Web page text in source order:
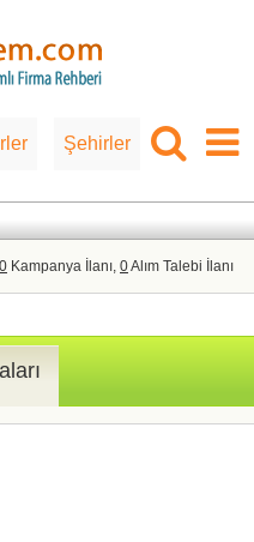
Şehirler
0 Kampanya İlanı, 0Alım Talebi İlanı